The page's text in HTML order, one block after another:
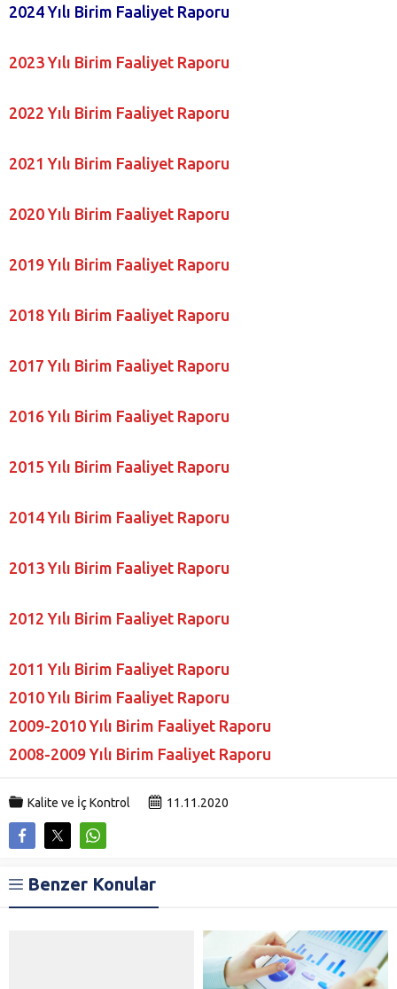
2024 Yılı Birim Faaliyet Raporu
2023 Yılı Birim Faaliyet Raporu
2022 Yılı Birim Faaliyet Raporu
2021 Yılı Birim Faaliyet Raporu
2020 Yılı Birim Faaliyet Raporu
2019 Yılı Birim Faaliyet Raporu
2018 Yılı Birim Faaliyet Raporu
2017 Yılı Birim Faaliyet Raporu
2016 Yılı Birim Faaliyet Raporu
2015 Yılı Birim Faaliyet Raporu
2014 Yılı Birim Faaliyet Raporu
2013 Yılı Birim Faaliyet Raporu
2012 Yılı Birim Faaliyet Raporu
2011 Yılı Birim Faaliyet Raporu
2010 Yılı Birim Faaliyet Raporu
2009-2010 Yılı Birim Faaliyet Raporu
2008-2009 Yılı Birim Faaliyet Raporu
Kalite ve İç Kontrol 11.11.2020
Benzer Konular